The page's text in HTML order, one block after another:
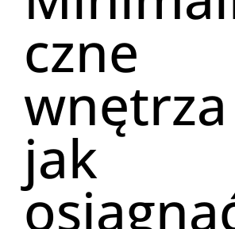
czne
wnętrza
jak